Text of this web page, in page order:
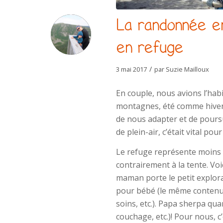
La randonnée
en refuge
3 mai 2017 / par Suzie Mailloux
En couple, nous avions
montagnes, été comme
de nous adapter et de
de plein-air, c’était vital
Le refuge représente
contrairement à la tente.
maman porte le petit
pour bébé (le même
soins, etc.). Papa sherpa
couchage, etc.)! Pour nous,